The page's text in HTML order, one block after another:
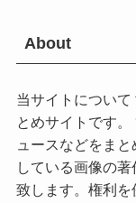
About
当サイトについ
とめサイトです
ュースなどをま
している画像の
致します。権利